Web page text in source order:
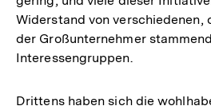
Widerstand von verschiedenen,
der Großunternehmer
Interessengruppen.
Drittens haben sich die